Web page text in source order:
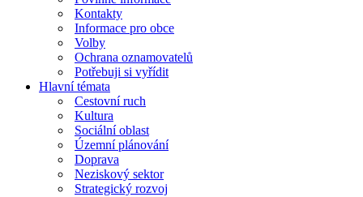
Kontakty
Informace pro obce
Volby
Ochrana oznamovatelů
Potřebuji si vyřídit
Hlavní témata
Cestovní ruch
Kultura
Sociální oblast
Územní plánování
Doprava
Neziskový sektor
Strategický rozvoj